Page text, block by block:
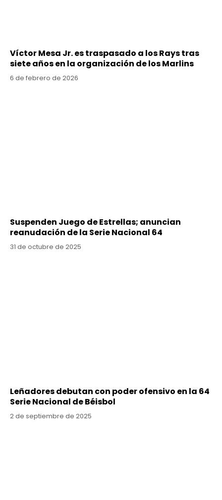
Víctor Mesa Jr. es traspasado a los Rays tras
siete años en la organización de los Marlins
6 de febrero de 2026
Suspenden Juego de Estrellas; anuncian
reanudación de la Serie Nacional 64
31 de octubre de 2025
Leñadores debutan con poder ofensivo en la 64
Serie Nacional de Béisbol
2 de septiembre de 2025